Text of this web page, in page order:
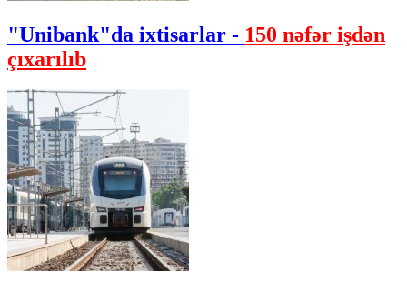
"Unibank"da ixtisarlar - 150 nəfər işdən
çıxarılıb